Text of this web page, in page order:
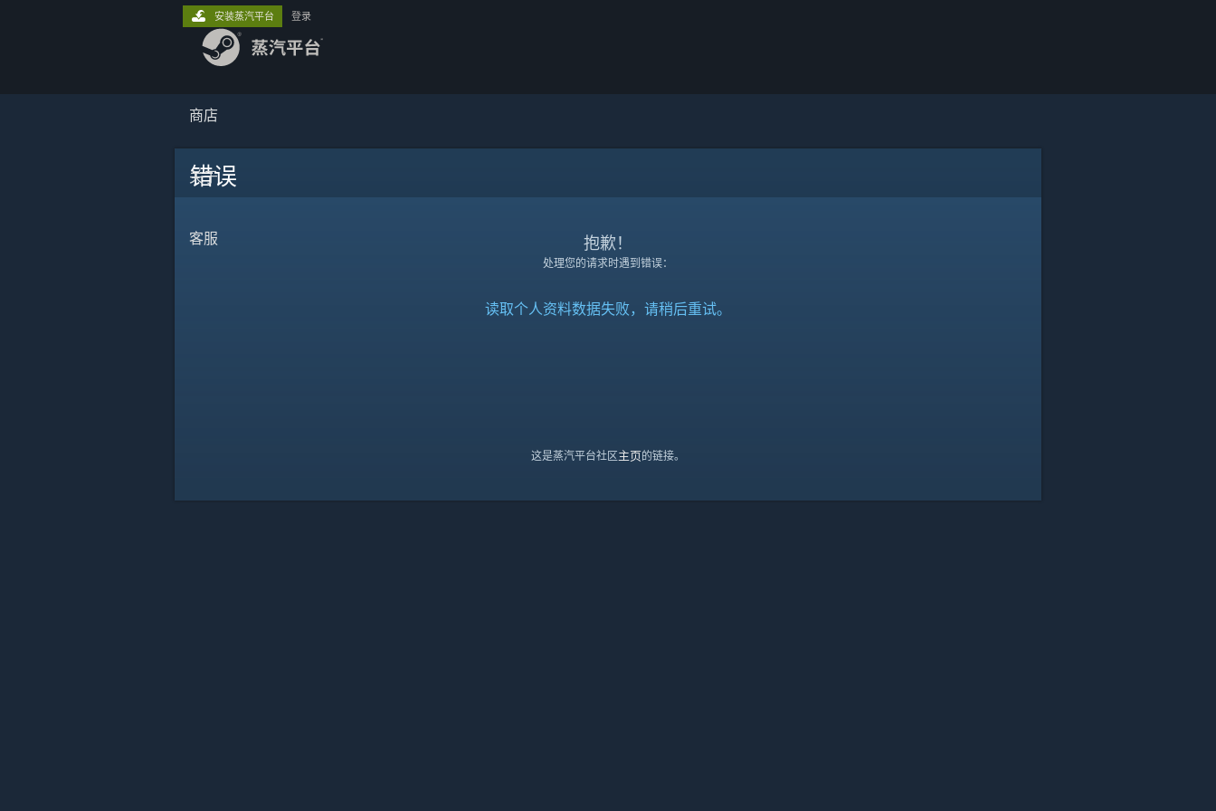
商店
关于
客服
安装蒸汽平台 登录
错误
抱歉！
处理您的请求时遇到错误：
读取个人资料数据失败，请稍后重试。
这是蒸汽平台社区主页的链接。